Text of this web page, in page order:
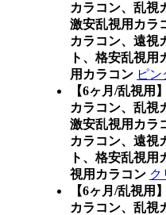
カラコン、乱視
激安乱視用カラ
カラコン、遠視
ト、格安乱視
用カラコン ピ
【6ヶ月/乱視用
カラコン、乱視
激安乱視用カラ
カラコン、遠視
ト、格安乱視
視用カラコン ク
【6ヶ月/乱視用
カラコン、乱視